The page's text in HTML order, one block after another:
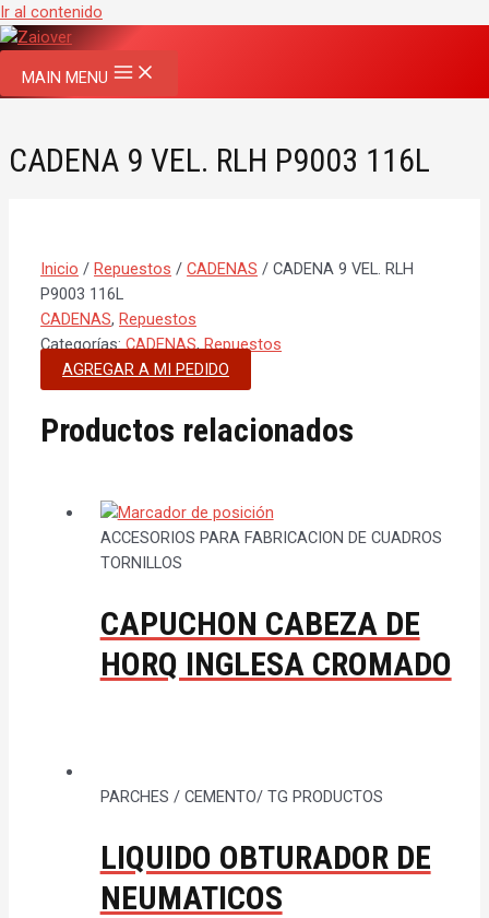
Ir al contenido
MAIN MENU
CADENA 9 VEL. RLH P9003 116L
Inicio /Repuestos /CADENAS / CADENA 9 VEL. RLH
P9003 116L
CADENAS,Repuestos
Categorías:CADENAS,Repuestos
AGREGAR A MI PEDIDO
Productos relacionados
ACCESORIOS PARA FABRICACION DE CUADROS
TORNILLOS
CAPUCHON CABEZA DE
HORQ INGLESA CROMADO
PARCHES / CEMENTO/ TG PRODUCTOS
LIQUIDO OBTURADOR DE
NEUMATICOS